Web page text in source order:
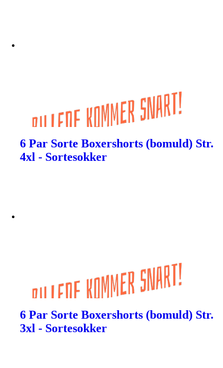
6 Par Sorte Boxershorts (bomuld) Str.
4xl - Sortesokker
6 Par Sorte Boxershorts (bomuld) Str.
3xl - Sortesokker